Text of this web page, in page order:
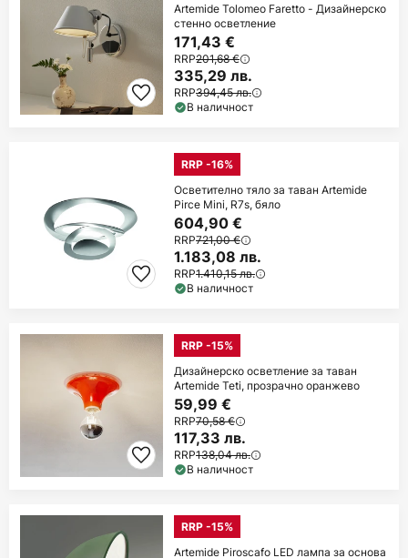
Artemide Tolomeo Faretto - Дизайнерско
стенно осветление
171,43 €
RRP201,68 €
335,29 лв.
RRP394,45 лв.
В наличност
RRP -16%
Осветително тяло за таван Artemide
Pirce Mini, R7s, бяло
604,90 €
RRP721,00 €
1.183,08 лв.
RRP1.410,15 лв.
В наличност
RRP -15%
Дизайнерско осветление за таван
Artemide Teti, прозрачно оранжево
59,99 €
RRP70,58 €
117,33 лв.
RRP138,04 лв.
В наличност
RRP -15%
Artemide Piroscafo LED лампа за основа